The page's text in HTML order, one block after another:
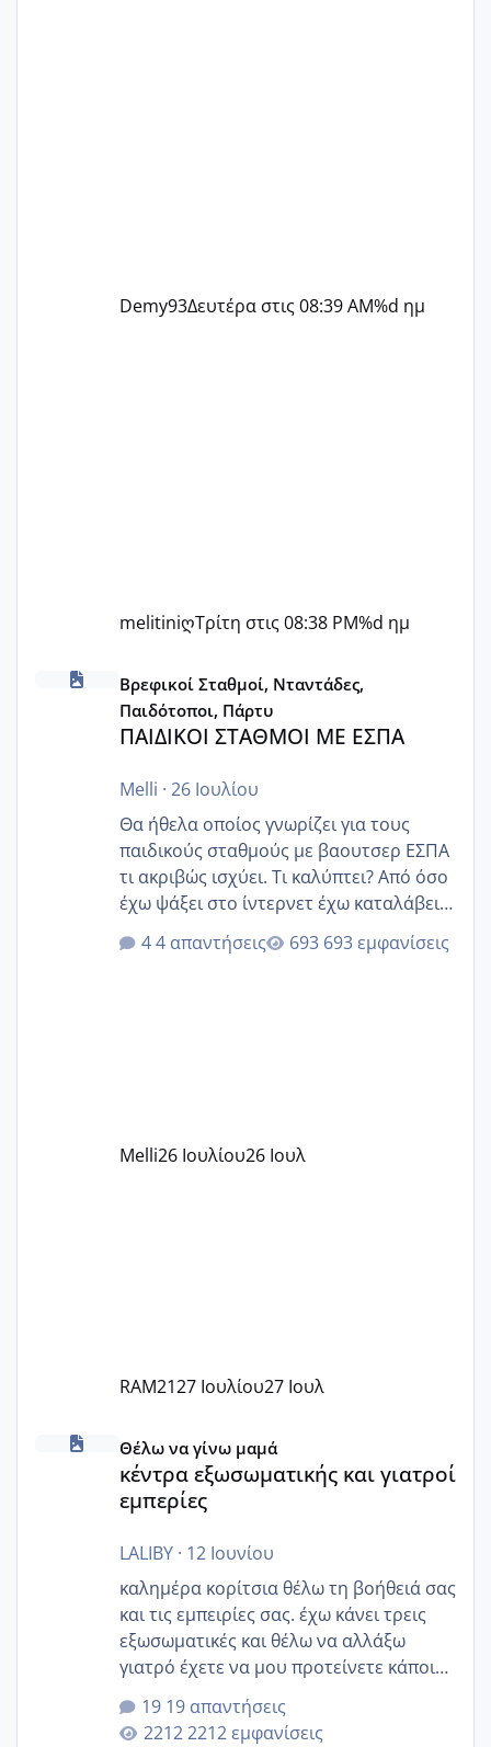
Demy93Δευτέρα στις 08:39 AM%d ημ
melitiniღΤρίτη στις 08:38 PM%d ημ
ΠΑΙΔΙΚΟΙ ΣΤΑΘΜΟΙ ΜΕ ΕΣΠΑ
Βρεφικοί Σταθμοί, Νταντάδες,
Παιδότοποι, Πάρτυ
ΠΑΙΔΙΚΟΙ ΣΤΑΘΜΟΙ ΜΕ ΕΣΠΑ
Melli · 26 Ιουλίου
Θα ήθελα οποίος γνωρίζει για τους
παιδικούς σταθμούς με βαουτσερ ΕΣΠΑ
τι ακριβώς ισχύει. Τι καλύπτει? Από όσο
έχω ψάξει στο ίντερνετ έχω καταλάβει
ότι το βαουτσερ καλύπτει όλα τα
δίδακτρα και τα τροφεια του ιδιωτικού
Εγώ πήγα σε έναν ιδιωτικό παιδικό στ
4 απαντήσεις 693 εμφανίσεις
Melli26 Ιουλίου26 Ιουλ
RAM2127 Ιουλίου27 Ιουλ
κέντρα εξωσωματικής και γιατροί εμπερίες
Θέλω να γίνω μαμά
κέντρα εξωσωματικής και γιατροί
εμπερίες
LALIBY· 12 Ιουνίου
καλημέρα κορίτσια θέλω τη βοήθειά σας
και τις εμπειρίες σας. έχω κάνει τρεις
εξωσωματικές και θέλω να αλλάξω
γιατρό έχετε να μου προτείνετε κάποιον
που μείνατε ευχαριστημένες και είχατε
επιιτυχία? έκανα στο υγεία με τον
19 απαντήσεις
2212 εμφανίσεις